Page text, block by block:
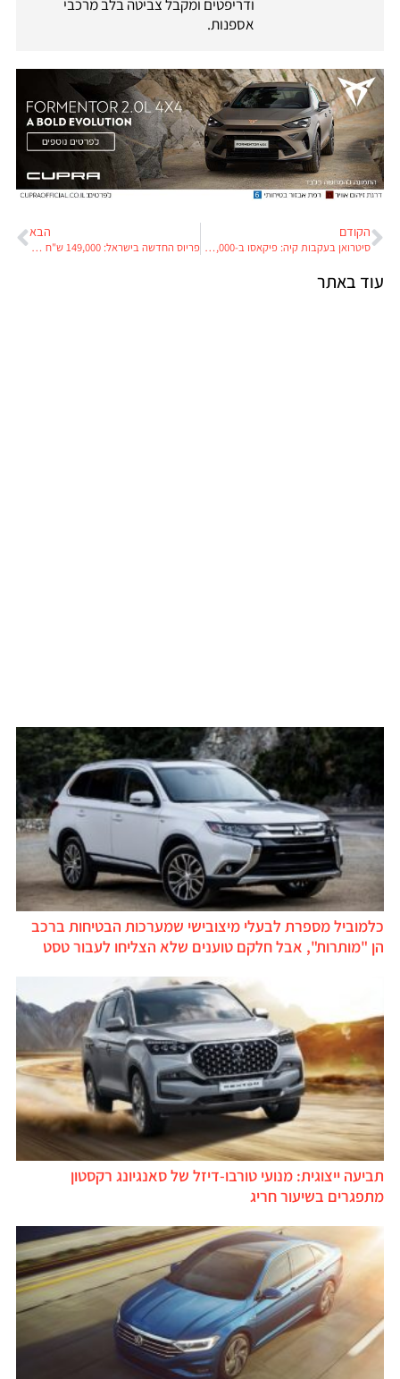
ודריפטים ומקבל צביטה בלב מרכבי
אספנות.
הקודם
סיטרואן בעקבות קיה: פיקאסו ב-135,000 ש"ח
הבא
פריוס החדשה בישראל: 149,000 ש"ח ורמת אבזור משופרת
עוד באתר
כלמוביל מספרת לבעלי מיצובישי שמערכות הבטיחות ברכב
הן "מותרות", אבל חלקם טוענים שלא הצליחו לעבור טסט
תביעה ייצוגית: מנועי טורבו-דיזל של סאנגיונג רקסטון
מתפגרים בשיעור חריג